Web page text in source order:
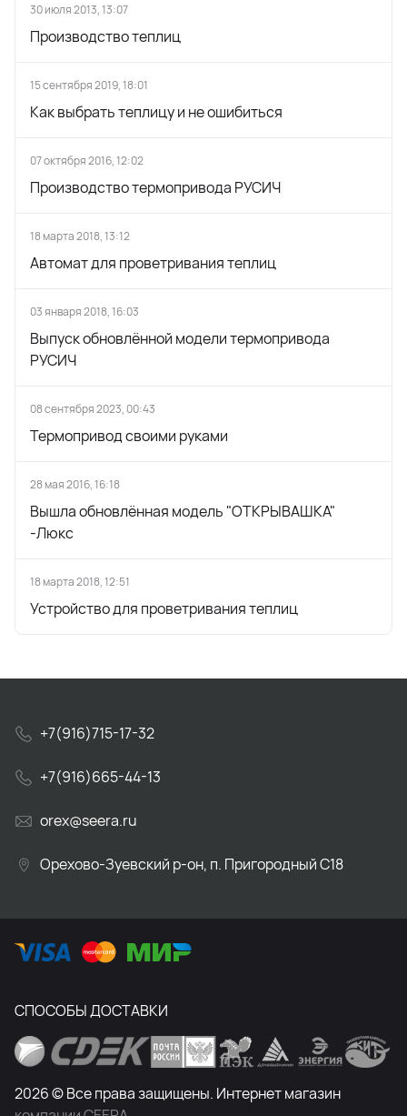
30 июля 2013, 13:07
Производство теплиц
15 сентября 2019, 18:01
Как выбрать теплицу и не ошибиться
07 октября 2016, 12:02
Производство термопривода РУСИЧ
18 марта 2018, 13:12
Автомат для проветривания теплиц
03 января 2018, 16:03
Выпуск обновлённой модели термопривода
РУСИЧ
08 сентября 2023, 00:43
Термопривод своими руками
28 мая 2016, 16:18
Вышла обновлённая модель "ОТКРЫВАШКА"
-Люкс
18 марта 2018, 12:51
Устройство для проветривания теплиц
+7(916)715-17-32
+7(916)665-44-13
orex@seera.ru
Орехово-Зуевский р-он, п. Пригородный С18
СПОСОБЫ ДОСТАВКИ
2026 © Все права защищены. Интернет магазин